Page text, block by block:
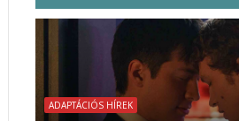
ADAPTÁCIÓS HÍREK